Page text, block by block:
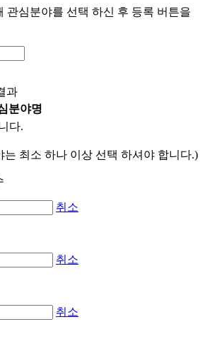
관심분야를 선택 하신 후 등록 버튼을
과
분야명
다.
는 최소 하나 이상 선택 하셔야 합니다.)
취소
취소
취소